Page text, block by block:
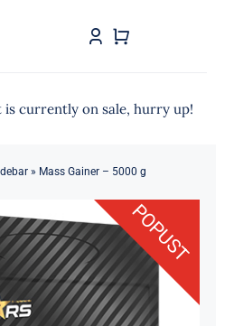
currently on sale, hurry up!
» Mass Gainer – 5000 g
POPUST